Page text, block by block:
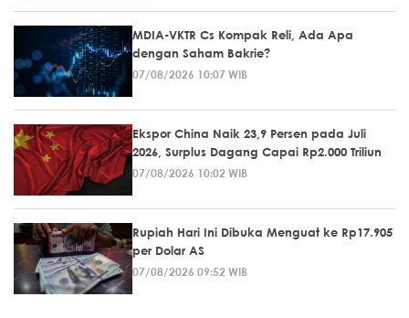
MDIA-VKTR Cs Kompak Reli, Ada Apa
dengan Saham Bakrie?
07/08/2026 10:07 WIB
Ekspor China Naik 23,9 Persen pada Juli
2026, Surplus Dagang Capai Rp2.000 Triliun
07/08/2026 10:02 WIB
Rupiah Hari Ini Dibuka Menguat ke Rp17.905
per Dolar AS
07/08/2026 09:52 WIB